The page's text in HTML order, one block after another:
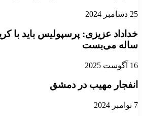
25 دسامبر 2024
خداداد عزیزی: پرسپولیس باید با
ساله می‌بست
16 آگوست 2025
انفجار مهیب در دمشق
7 نوامبر 2024